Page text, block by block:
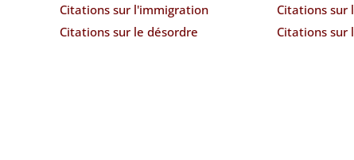
Citations sur l'immigration
Citations sur le désordre
Citations sur
Citations sur